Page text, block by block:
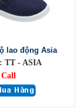
lao động Asia
TT - ASIA
Call